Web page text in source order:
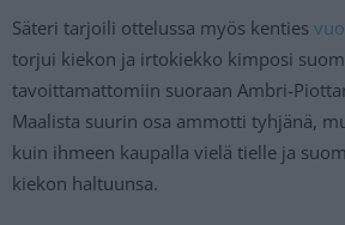
Säteri tarjoili ottelussa myös kenties
torjui kiekon ja irtokiekko kimposi
tavoittamattomiin suoraan Ambri-
Maalista suurin osa ammotti tyhjänä,
kuin ihmeen kaupalla vielä tielle ja
kiekon haltuunsa.